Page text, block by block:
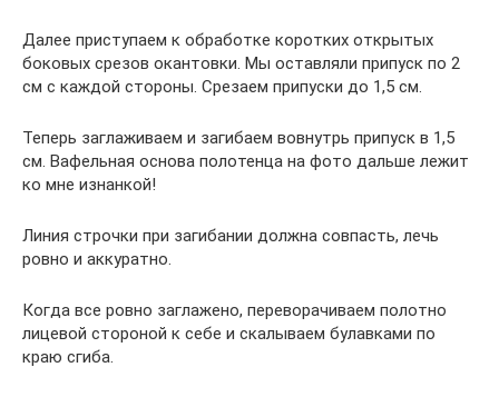
Далее приступаем к обработке коротких открытых
боковых срезов окантовки. Мы оставляли припуск по 2
см с каждой стороны. Срезаем припуски до 1,5 см.
Теперь заглаживаем и загибаем вовнутрь припуск в 1,5
см. Вафельная основа полотенца на фото дальше лежит
ко мне изнанкой!
Линия строчки при загибании должна совпасть, лечь
ровно и аккуратно.
Когда все ровно заглажено, переворачиваем полотно
лицевой стороной к себе и скалываем булавками по
краю сгиба.